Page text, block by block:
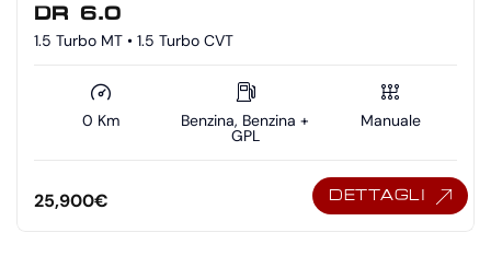
DR 6.0
1.5 Turbo MT • 1.5 Turbo CVT
0 Km Benzina, Benzina +
GPL
Manuale
25,900€ DETTAGLI